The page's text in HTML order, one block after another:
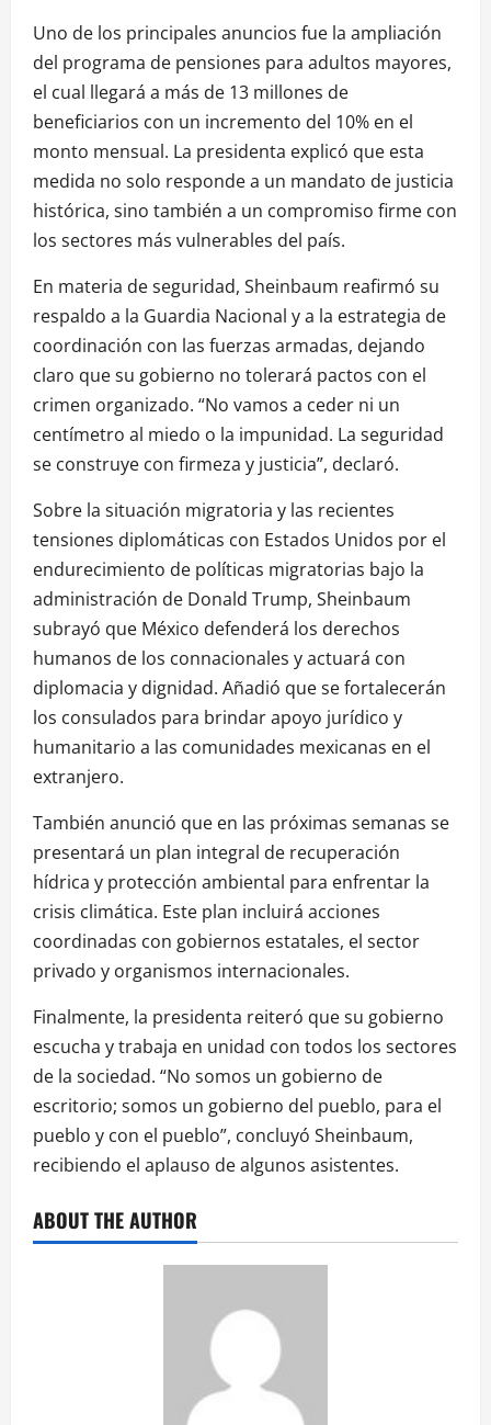
Uno de los principales anuncios fue la ampliación
del programa de pensiones para adultos mayores,
el cual llegará a más de 13 millones de
beneficiarios con un incremento del 10% en el
monto mensual. La presidenta explicó que esta
medida no solo responde a un mandato de justicia
histórica, sino también a un compromiso firme con
los sectores más vulnerables del país.
En materia de seguridad, Sheinbaum reafirmó su
respaldo a la Guardia Nacional y a la estrategia de
coordinación con las fuerzas armadas, dejando
claro que su gobierno no tolerará pactos con el
crimen organizado. “No vamos a ceder ni un
centímetro al miedo o la impunidad. La seguridad
se construye con firmeza y justicia”, declaró.
Sobre la situación migratoria y las recientes
tensiones diplomáticas con Estados Unidos por el
endurecimiento de políticas migratorias bajo la
administración de Donald Trump, Sheinbaum
subrayó que México defenderá los derechos
humanos de los connacionales y actuará con
diplomacia y dignidad. Añadió que se fortalecerán
los consulados para brindar apoyo jurídico y
humanitario a las comunidades mexicanas en el
extranjero.
También anunció que en las próximas semanas se
presentará un plan integral de recuperación
hídrica y protección ambiental para enfrentar la
crisis climática. Este plan incluirá acciones
coordinadas con gobiernos estatales, el sector
privado y organismos internacionales.
Finalmente, la presidenta reiteró que su gobierno
escucha y trabaja en unidad con todos los sectores
de la sociedad. “No somos un gobierno de
escritorio; somos un gobierno del pueblo, para el
pueblo y con el pueblo”, concluyó Sheinbaum,
recibiendo el aplauso de algunos asistentes.
ABOUT THE AUTHOR